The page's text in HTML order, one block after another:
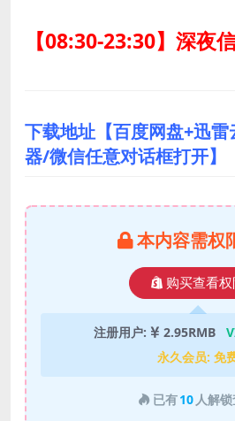
【08:30-23:30】深夜
下载地址【百度网盘+迅
器/微信任意对话框打开】
本内容需权
购买查看权
注册用户: 2.95RMB
永久会员: 免
已有10 人解